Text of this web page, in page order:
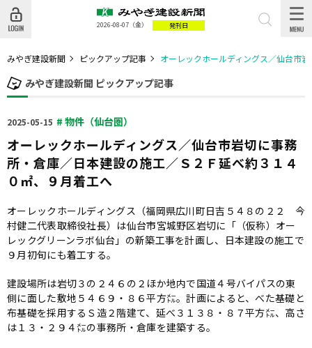
2026-08-07 （金） 発刊日
みやぎ建設新聞 ピックアップ記事 オーレックホールディングス／仙台市
みやぎ建設新聞 ピックアップ記事
2025-05-15 # 物件（仙台圏）
オーレックホールディングス／仙台市岩切に事務
所・倉庫／日本建設の施工／Ｓ２Ｆ延べ約３１４
０㎡、９月着工へ
オーレックホールディングス（福岡県広川町日吉５４８の２２ 今
村健二代表取締役社長）は仙台市宮城野区岩切に「（仮称）オー
レックグリーンラボ仙台」の新築工事を計画し、日本建設の施工で
９月初旬にも着工する。
建設場所は岩切３の２４６の２ほか地内で国道４号バイパスの東
側に面した敷地５４６９・８６平方㍍。計画によると、べた基礎と
布基礎を採用するＳ造２階建て、延べ３１３８・８７平方㍍、高さ
は１３・２９４㍍の事務所・倉庫を建築する。